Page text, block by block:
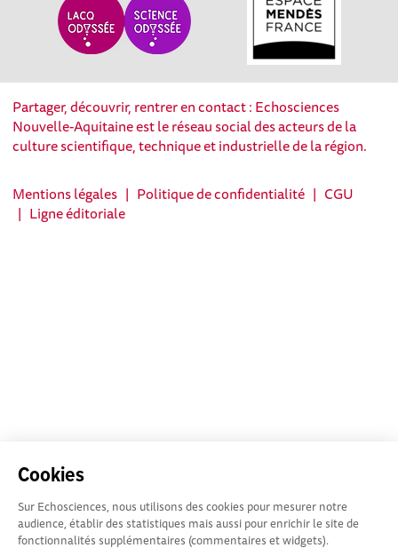
Cookies
Sur Echosciences, nous utilisons des cookies pour mesurer notre
audience, établir des statistiques mais aussi pour enrichir le site de
fonctionnalités supplémentaires (commentaires et widgets).
Partager, découvrir, rentrer en contact : Echosciences
Nouvelle-Aquitaine est le réseau social des acteurs de la
culture scientifique, technique et industrielle de la région.
Mentions légales | Politique de confidentialité | CGU
| Ligne éditoriale